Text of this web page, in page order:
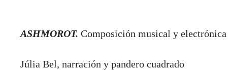
ASHMOROT. Composición musical y
Júlia Bel, narración y pandero cuadrado